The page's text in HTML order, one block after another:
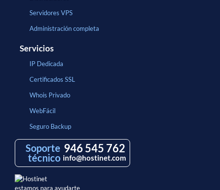
Servidores VPS
Administración completa
Servicios
IP Dedicada
Certificados SSL
Whois Privado
WebFácil
Seguro Backup
Soporte
técnico
946 545 762
info@hostinet.com
estamos para ayudarte